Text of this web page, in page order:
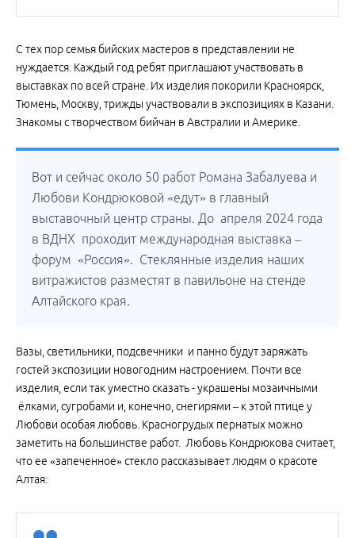
С тех пор семья бийских мастеров в представлении не
нуждается. Каждый год ребят приглашают участвовать в
выставках по всей стране. Их изделия покорили Красноярск,
Тюмень, Москву, трижды участвовали в экспозициях в Казани.
Знакомы с творчеством бийчан в Австралии и Америке.
Вот и сейчас около 50 работ Романа Забалуева и
Любови Кондрюковой «едут» в главный
выставочный центр страны. До апреля 2024 года
в ВДНХ проходит международная выставка –
форум «Россия». Стеклянные изделия наших
витражистов разместят в павильоне на стенде
Алтайского края.
Вазы, светильники, подсвечники и панно будут заряжать
гостей экспозиции новогодним настроением. Почти все
изделия, если так уместно сказать - украшены мозаичными
ёлками, сугробами и, конечно, снегирями – к этой птице у
Любови особая любовь. Красногрудых пернатых можно
заметить на большинстве работ. Любовь Кондрюкова считает,
что ее «запеченное» стекло рассказывает людям о красоте
Алтая: